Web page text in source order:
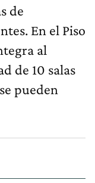
de
En el Piso
al
de 10 salas
pueden